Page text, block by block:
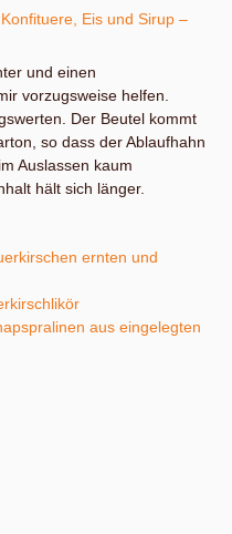
und einen
vorzugsweise helfen.
Der Beutel kommt
so dass der Ablaufhahn
Auslassen kaum
hält sich länger.
ernten und
aus eingelegten